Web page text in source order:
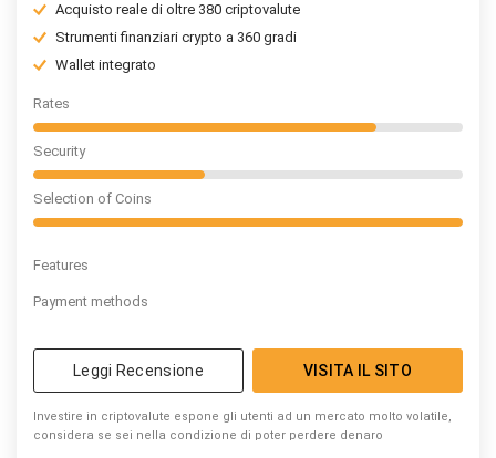
Acquisto reale di oltre 380 criptovalute
Strumenti finanziari crypto a 360 gradi
Wallet integrato
Rates
Security
Selection of Coins
Features
Payment methods
Leggi Recensione VISITA IL SITO
Investire in criptovalute espone gli utenti ad un mercato molto volatile,
considera se sei nella condizione di poter perdere denaro